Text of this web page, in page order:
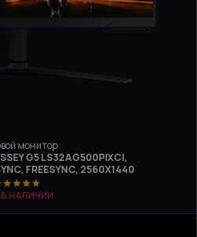
монитор
G5 LS32AG500PIXCI,
FREESYNC, 2560Х1440
В НАЛИЧИИ